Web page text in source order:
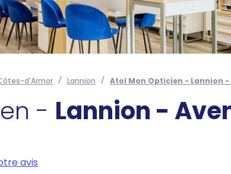
d'Armor Lannion Atol Mon Opticien - Lannion -
- Lannion -
avis